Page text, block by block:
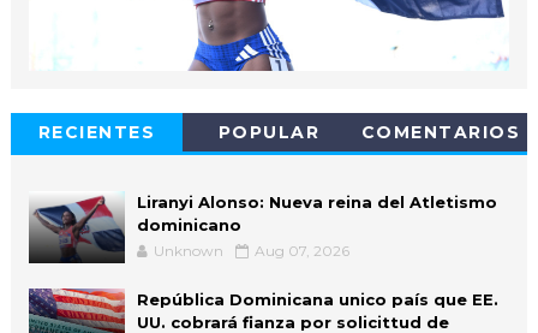
RECIENTES POPULAR COMENTARIOS
Liranyi Alonso: Nueva reina del Atletismo
dominicano
Unknown Aug 07, 2026
República Dominicana unico país que EE.
UU. cobrará fianza por solicittud de